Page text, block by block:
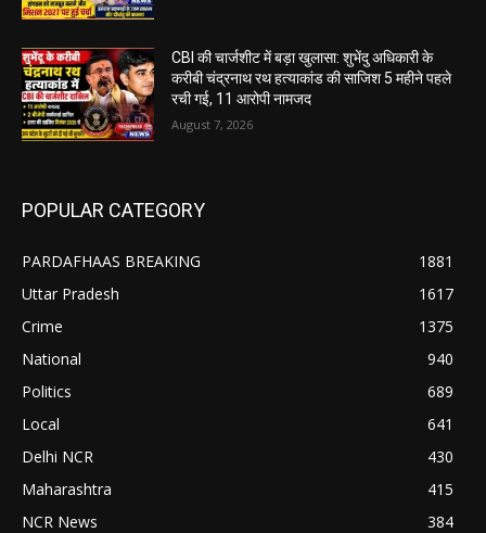
CBI की चार्जशीट में बड़ा खुलासा: शुभेंदु अधिकारी के
करीबी चंद्रनाथ रथ हत्याकांड की साजिश 5 महीने पहले
रची गई, 11 आरोपी नामजद
August 7, 2026
POPULAR CATEGORY
PARDAFHAAS BREAKING
1881
Uttar Pradesh
1617
Crime
1375
National
940
Politics
689
Local
641
Delhi NCR
430
Maharashtra
415
NCR News
384